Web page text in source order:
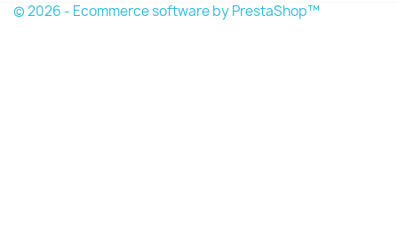
© 2026 - Ecommerce software by PrestaShop™